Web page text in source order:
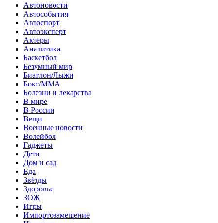
Автоновости
Автособытия
Автоспорт
Автоэксперт
Актеры
Аналитика
Баскетбол
Безумный мир
Биатлон/Лыжи
Бокс/MMA
Болезни и лекарства
В мире
В России
Вещи
Военные новости
Волейбол
Гаджеты
Дети
Дом и сад
Еда
Звёзды
Здоровье
ЗОЖ
Игры
Импортозамещение